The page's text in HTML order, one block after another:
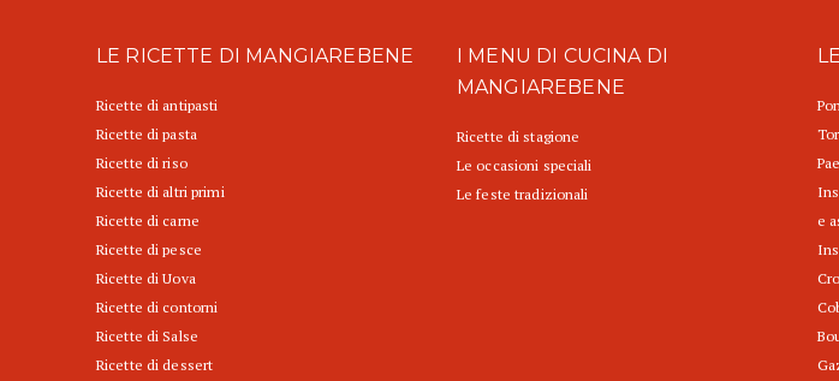
LE RICETTE DI MANGIAREBENE
Ricette di antipasti
Ricette di pasta
Ricette di riso
Ricette di altri primi
Ricette di carne
Ricette di pesce
Ricette di Uova
Ricette di contorni
Ricette di Salse
Ricette di dessert
I MENU DI CUCINA DI
MANGIAREBENE
Ricette di stagione
Le occasioni speciali
Le feste tradizionali
e